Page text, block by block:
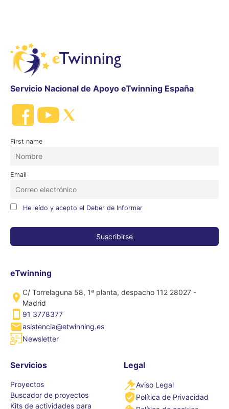
Servicio Nacional de Apoyo eTwinning España
First name
Email
He leído y acepto el Deber de Informar
eTwinning
C/ Torrelaguna 58, 1ª planta, despacho 112 28027 -
Madrid
91 3778377
asistencia@etwinning.es
Newsletter
Servicios
Proyectos
Buscador de proyectos
Kits de actividades para
Legal
Aviso Legal
Política de Privacidad